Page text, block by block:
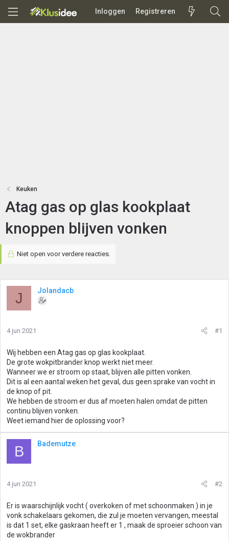
Inloggen Registreren
Keuken
Atag gas op glas kookplaat
knoppen blijven vonken
Niet open voor verdere reacties.
J Jolandacb
4 jun 2021 #1
Wij hebben een Atag gas op glas kookplaat.
De grote wokpitbrander knop werkt niet meer.
Wanneer we er stroom op staat, blijven alle pitten vonken.
Dit is al een aantal weken het geval, dus geen sprake van vocht in
de knop of pit.
We hebben de stroom er dus af moeten halen omdat de pitten
continu blijven vonken.
Weet iemand hier de oplossing voor?
B Bademutze
4 jun 2021 #2
Er is waarschijnlijk vocht ( overkoken of met schoonmaken ) in je
vonk schakelaars gekomen, die zul je moeten vervangen, meestal
is dat 1 set, elke gaskraan heeft er 1 , maak de sproeier schoon van
de wokbrander